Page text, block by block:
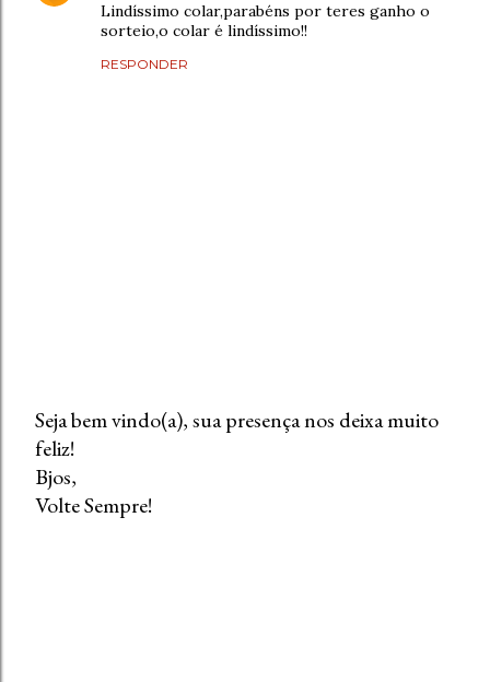
Lindíssimo colar,parabéns por teres ganho o
sorteio,o colar é lindíssimo!!
RESPONDER
P
o
s
Seja bem vindo(a), sua presença nos deixa muito
feliz!
Bjos,
Volte Sempre!